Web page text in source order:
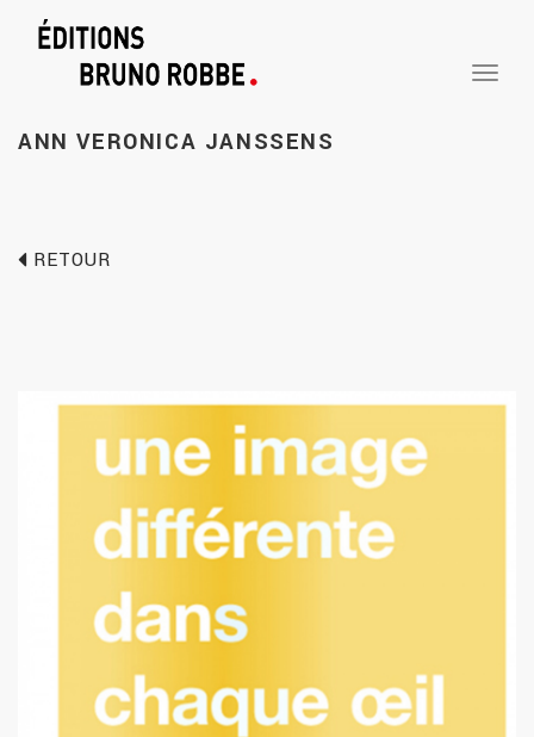
TOGGLE
ANN VERONICA JANSSENS
RETOUR